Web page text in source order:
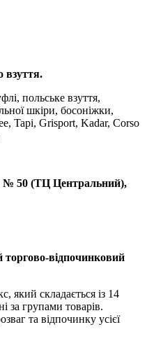
взуття.
польське взуття,
шкіри, босоніжки,
Tapi, Grisport, Kadar, Corso
№ 50 (ТЦ Центральний),
відпочинковий
який складається із 14
за групами товарів.
та відпочинку усієї